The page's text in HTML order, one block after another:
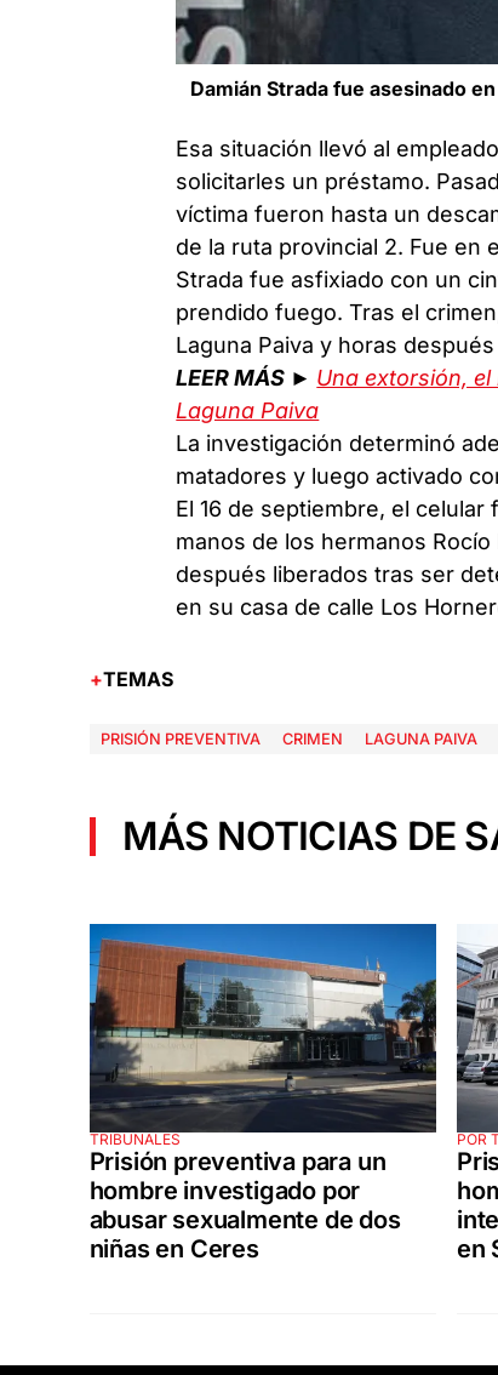
Damián Strada fue asesinado
Esa situación llevó al
solicitarles un préstamo.
víctima fueron hasta un
de la ruta provincial 2. Fue en
Strada fue asfixiado con un
prendido fuego. Tras el
Laguna Paiva y horas
LEER MÁS ► Una extorsión,
Laguna Paiva
La investigación determinó
matadores y luego activado
El 16 de septiembre, el
manos de los hermanos
después liberados tras ser
en su casa de calle Los
TEMAS
PRISIÓN PREVENTIVA CRIMEN LAGUNA PAIVA
MÁS NOTICIAS DE
TRIBUNALES
Prisión preventiva para un
hombre investigado por
abusar sexualmente de dos
niñas en Ceres
POR
en